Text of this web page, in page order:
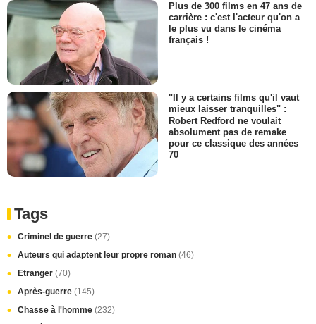
Plus de 300 films en 47 ans de
carrière : c'est l'acteur qu'on a
le plus vu dans le cinéma
français !
"Il y a certains films qu'il vaut
mieux laisser tranquilles" :
Robert Redford ne voulait
absolument pas de remake
pour ce classique des années
70
Tags
Criminel de guerre (27)
Auteurs qui adaptent leur propre roman (46)
Etranger (70)
Après-guerre (145)
Chasse à l'homme (232)